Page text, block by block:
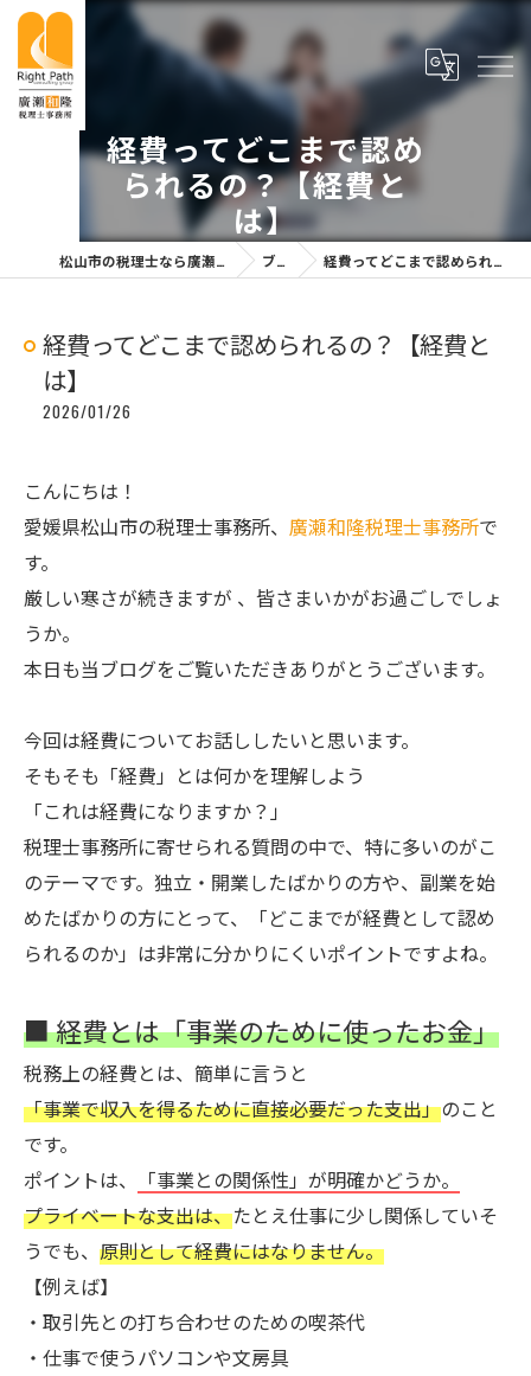
経費ってどこまで認め
られるの？【経費と
は】
松山市の税理士なら廣瀬和隆税理士事務所 ブログ 経費ってどこまで認められるの？【経費とは】
経費ってどこまで認められるの？【経費と
は】
2026/01/26
こんにちは！
愛媛県松山市の税理士事務所、 廣瀬和隆税理士事務所で
す。
厳しい寒さが続きますが 、皆さまいかがお過ごしでしょ
うか。
本日も当ブログをご覧いただきありがとうございます。
今回は経費についてお話ししたいと思います。
そもそも「経費」とは何かを理解しよう
「これは経費になりますか？」
税理士事務所に寄せられる質問の中で、特に多いのがこ
のテーマです。独立・開業したばかりの方や、副業を始
めたばかりの方にとって、「どこまでが経費として認め
られるのか」は非常に分かりにくいポイントですよね。
■ 経費とは「事業のために使ったお金」
税務上の経費とは、簡単に言うと
「事業で収入を得るために直接必要だった支出」のこと
です。
ポイントは、
「事業との関係性」が明確かどうか。
プライベートな支出は、たとえ仕事に少し関係していそ
うでも、 原則として経費にはなりません。
【例えば】
・取引先との打ち合わせのための喫茶代
・仕事で使うパソコンや文房具